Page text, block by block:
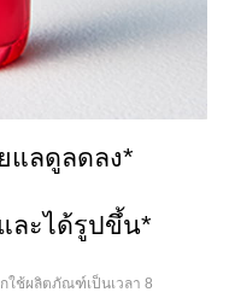
ลดูลดลง*
ละได้รูปขึ้น*
ใช้ผลิตภัณฑ์เป็นเวลา 8